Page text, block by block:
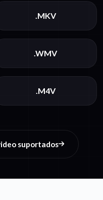
.MKV
.WMV
.M4V
suportados